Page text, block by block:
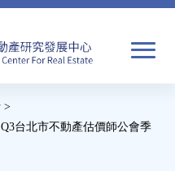
>
台北市不動產估價師公會季